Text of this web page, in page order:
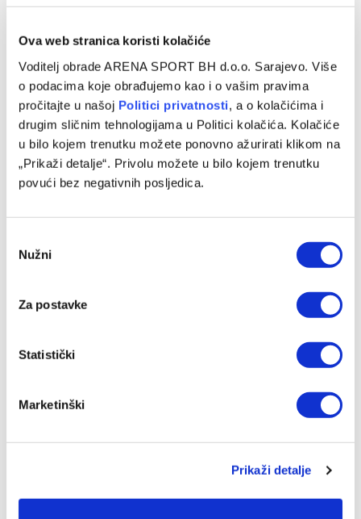
Ova web stranica koristi kolačiće
Voditelj obrade ARENA SPORT BH d.o.o. Sarajevo. Više
o podacima koje obrađujemo kao i o vašim pravima
pročitajte u našoj Politici privatnosti, a o kolačićima i
drugim sličnim tehnologijama u Politici kolačića. Kolačiće
u bilo kojem trenutku možete ponovno ažurirati klikom na
„Prikaži detalje“. Privolu možete u bilo kojem trenutku
povući bez negativnih posljedica.
Selection
Nužni
Za postavke
Statistički
Marketinški
Prikaži detalje
Talentovani francuski defanzivac na korak od
prelaska na Old Trafford
17/07/2024
Leny Yoro odradio medicinske preglede nakon što je
Manchester United poslao ponudu od 52 miliona funti koju
je prihvatio Lille.…
Ruud van Nistelrooy pred povratkom na Old
Trafford
Ruud van Nistelrooy nije zaboravljen na Old Traffordu, a